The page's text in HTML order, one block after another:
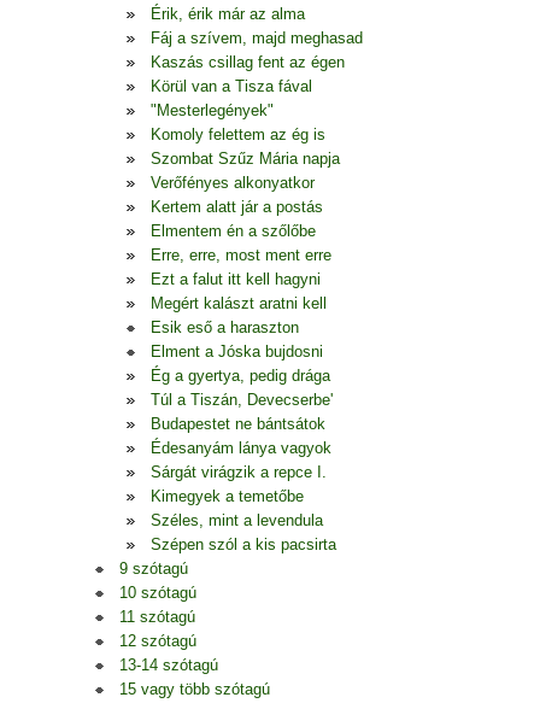
Érik, érik már az alma
Fáj a szívem, majd meghasad
Kaszás csillag fent az égen
Körül van a Tisza fával
"Mesterlegények"
Komoly felettem az ég is
Szombat Szűz Mária napja
Verőfényes alkonyatkor
Kertem alatt jár a postás
Elmentem én a szőlőbe
Erre, erre, most ment erre
Ezt a falut itt kell hagyni
Megért kalászt aratni kell
Esik eső a haraszton
Elment a Jóska bujdosni
Ég a gyertya, pedig drága
Túl a Tiszán, Devecserbe'
Budapestet ne bántsátok
Édesanyám lánya vagyok
Sárgát virágzik a repce I.
Kimegyek a temetőbe
Széles, mint a levendula
Szépen szól a kis pacsirta
9 szótagú
10 szótagú
11 szótagú
12 szótagú
13-14 szótagú
15 vagy több szótagú